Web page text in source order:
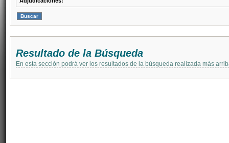
Resultado de la Búsqueda
En esta sección podrá ver los resultados de la búsqueda realizada más